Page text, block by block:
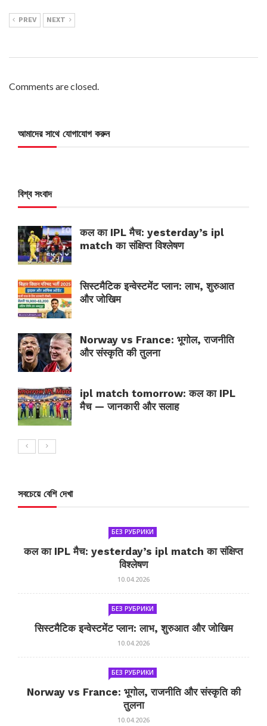
PREV NEXT
Comments are closed.
আমাদের সাথে যোগাযোগ করুন
বিশ্ব সংবাদ
कल का IPL मैच: yesterday’s ipl
match का संक्षिप्त विश्लेषण
सिस्टमैटिक इन्वेस्टमेंट प्लान: लाभ, शुरुआत
और जोखिम
Norway vs France: भूगोल, राजनीति
और संस्कृति की तुलना
ipl match tomorrow: कल का IPL
मैच — जानकारी और सलाह
সবচেয়ে বেশি দেখা
БЕЗ РУБРИКИ
कल का IPL मैच: yesterday’s ipl match का संक्षिप्त
विश्लेषण
10.04.2026
БЕЗ РУБРИКИ
सिस्टमैटिक इन्वेस्टमेंट प्लान: लाभ, शुरुआत और जोखिम
10.04.2026
БЕЗ РУБРИКИ
Norway vs France: भूगोल, राजनीति और संस्कृति की
तुलना
10.04.2026